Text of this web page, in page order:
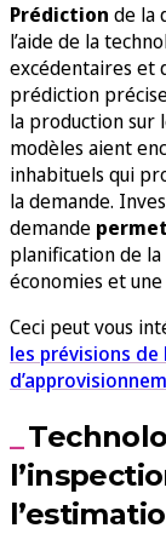
Prédiction de la
l’aide de la
excédentaires et
prédiction
la production sur
modèles aient
inhabituels qui
la demande.
demande
planification de
économies et
Ceci peut vous
les prévisions de